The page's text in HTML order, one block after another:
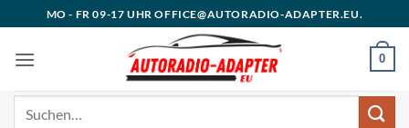
Inhalt
springen
MO - FR 09-17 UHR OFFICE@AUTORADIO-ADAPTER.EU.
0